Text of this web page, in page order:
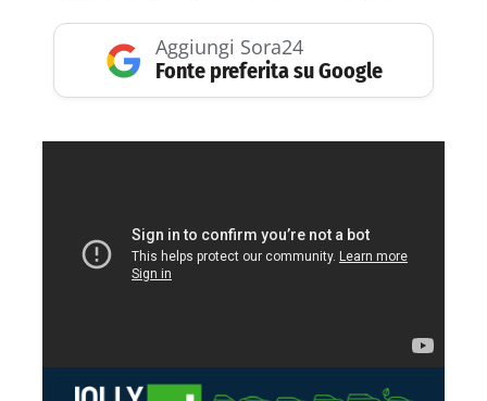
Aggiungi Sora24
Fonte preferita su Google